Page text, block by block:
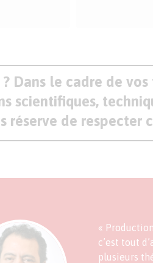
? Dans le cadre de
scientifiques,
réserve de respecter
«
c’est tout
plusieurs